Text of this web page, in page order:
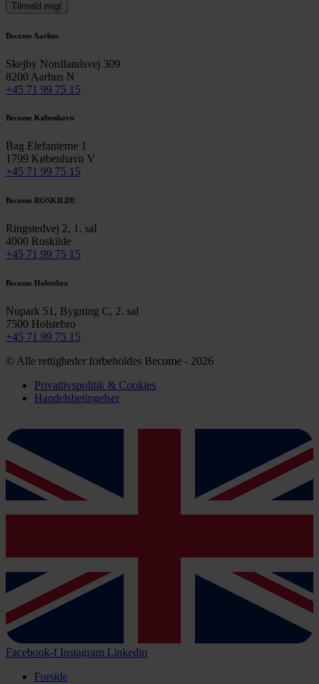
Tilmeld mig!
Become Aarhus
Skejby Nordlandsvej 309
8200 Aarhus N
+45 71 99 75 15
Become København
Bag Elefanterne 1
1799 København V
+45 71 99 75 15
Become ROSKILDE
Ringstedvej 2, 1. sal
4000 Roskilde
+45 71 99 75 15
Become Holstebro
Nupark 51, Bygning C, 2. sal
7500 Holstebro
+45 71 99 75 15
© Alle rettigheder forbeholdes Become - 2026
Privatlivspolitik & Cookies
Handelsbetingelser
Facebook-f Instagram Linkedin
Forside